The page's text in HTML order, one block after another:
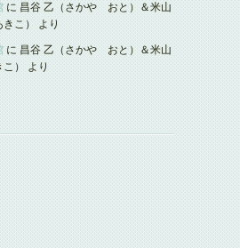
に 昌谷 乙（さかや おと）＆米山
こ）
より
に 昌谷 乙（さかや おと）＆米山
）
より